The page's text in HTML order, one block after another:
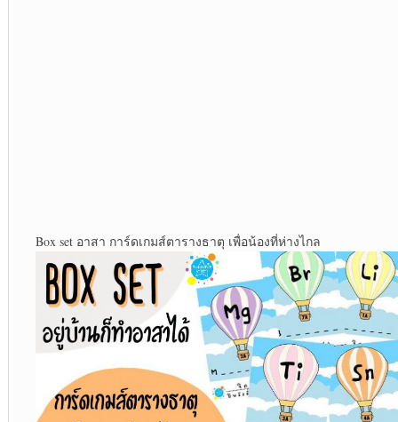
Box set อาสา การ์ดเกมส์ตารางธาตุ เพื่อน้องที่ห่างไกล